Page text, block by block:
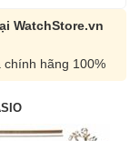
WatchStore.vn
chính hãng 100%